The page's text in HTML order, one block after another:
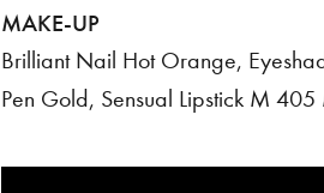
MAKE-UP
Brilliant Nail Hot Orange,
Pen Gold, Sensual Lipstick M